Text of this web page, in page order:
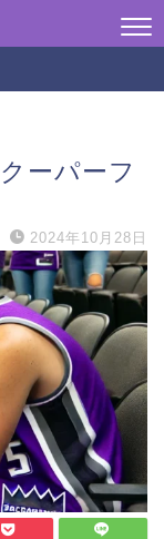
ーパーフ
2024年10月28日